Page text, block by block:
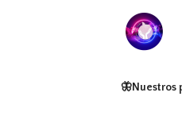
🦋Nuestros